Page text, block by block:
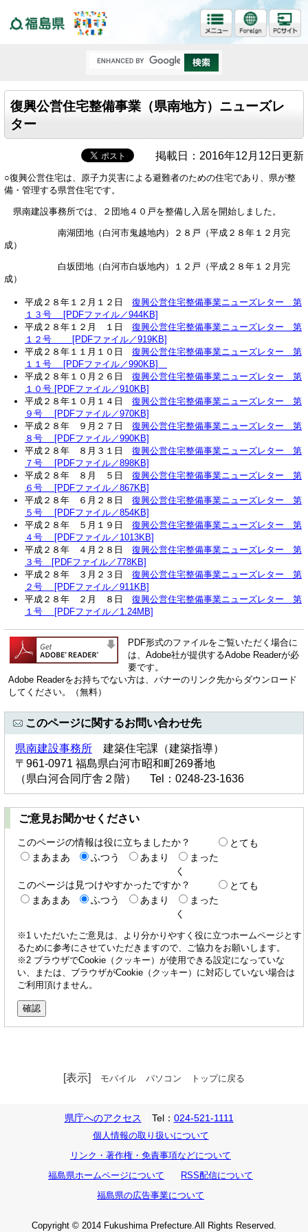
復興公営住宅整備事業（県南地方）ニューズレ
ター
掲載日：2016年12月12日更新
○復興公営住宅は、原子力災害による避難者のための住宅であり、県が整
備・管理する県営住宅です。
県南建設事務所では、２団地４０戸を整備し入居を開始しました。
南湖団地（白河市鬼越地内）２８戸（平成２８年１２月完
成）
白坂団地（白河市白坂地内）１２戸（平成２８年１２月完
成）
平成２８年１２月１２日 復興公営住宅整備事業ニューズレター 第
１３号 [PDFファイル／944KB]
平成２８年１２月 １日 復興公営住宅整備事業ニューズレター 第
１２号 [PDFファイル／919KB]
平成２８年１１月１０日 復興公営住宅整備事業ニューズレター 第
１１号 [PDFファイル／990KB]
平成２８年１０月２６日 復興公営住宅整備事業ニューズレター 第
１０号 [PDFファイル／910KB]
平成２８年１０月１４日 復興公営住宅整備事業ニューズレター 第
９号 [PDFファイル／970KB]
平成２８年 ９月２７日 復興公営住宅整備事業ニューズレター 第
８号 [PDFファイル／990KB]
平成２８年 ８月３１日 復興公営住宅整備事業ニューズレター 第
７号 [PDFファイル／898KB]
平成２８年 ８月 ５日 復興公営住宅整備事業ニューズレター 第
６号 [PDFファイル／867KB]
平成２８年 ６月２８日 復興公営住宅整備事業ニューズレター 第
５号 [PDFファイル／854KB]
平成２８年 ５月１９日 復興公営住宅整備事業ニューズレター 第
４号 [PDFファイル／1013KB]
平成２８年 ４月２８日 復興公営住宅整備事業ニューズレター 第
３号 [PDFファイル／778KB]
平成２８年 ３月２３日 復興公営住宅整備事業ニューズレター 第
２号 [PDFファイル／911KB]
平成２８年 ２月 ８日 復興公営住宅整備事業ニューズレター 第
１号 [PDFファイル／1.24MB]
PDF形式のファイルをご覧いただく場合に
は、Adobe社が提供するAdobe Readerが必
要です。
Adobe Readerをお持ちでない方は、バナーのリンク先からダウンロード
してください。（無料）
このページに関するお問い合わせ先
県南建設事務所 建築住宅課（建築指導）
〒961-0971 福島県白河市昭和町269番地
（県白河合同庁舎２階） Tel：0248-23-1636
ご意見お聞かせください
このページの情報は役に立ちましたか？
とても
まあまあ
ふつう あまり
まった
く
このページは見つけやすかったですか？
とても
まあまあ
ふつう あまり
まった
く
※1 いただいたご意見は、より分かりやすく役に立つホームページとす
るために参考にさせていただきますので、ご協力をお願いします。
※2 ブラウザでCookie（クッキー）が使用できる設定になっていな
い、または、ブラウザがCookie（クッキー）に対応していない場合は
ご利用頂けません。
[表示] モバイル パソコン トップに戻る
県庁へのアクセス Tel： 024-521-1111
個人情報の取り扱いについて
リンク・著作権・免責事項などについて
福島県ホームページについて
RSS配信について
福島県の広告事業について
Copyright © 2014 Fukushima Prefecture.All Rights Reserved.